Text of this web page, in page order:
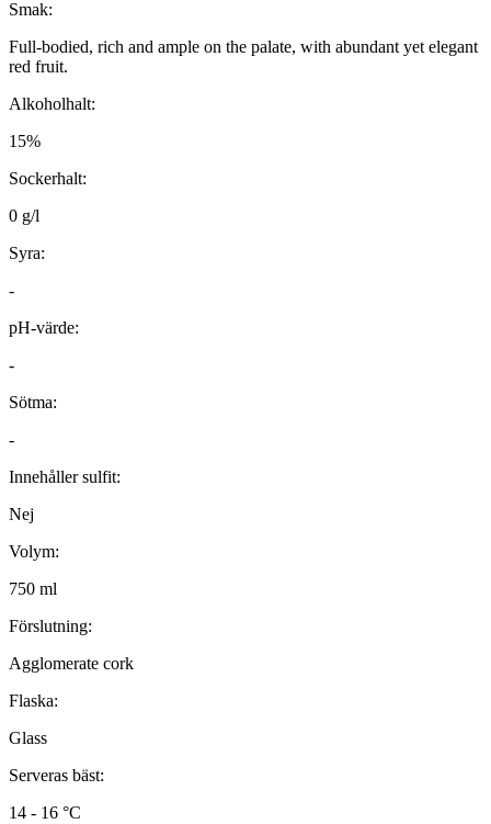
Smak:
Full-bodied, rich and ample on the palate, with abundant yet elegant
red fruit.
Alkoholhalt:
15%
Sockerhalt:
0 g/l
Syra:
-
pH-värde:
-
Sötma:
-
Innehåller sulfit:
Nej
Volym:
750 ml
Förslutning:
Agglomerate cork
Flaska:
Glass
Serveras bäst:
14 - 16 °C